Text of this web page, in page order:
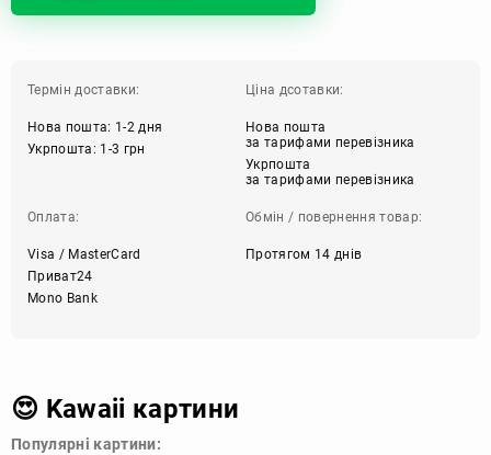
Термін доставки:
Нова пошта: 1-2 дня
Укрпошта: 1-3 грн
Ціна дсотавки:
Нова пошта
за тарифами перевізника
Укрпошта
за тарифами перевізника
Оплата:
Visa / MasterCard
Приват24
Mono Bank
Обмін / повернення товар:
Протягом 14 днів
😍 Kawaii картини
Популярні картини: